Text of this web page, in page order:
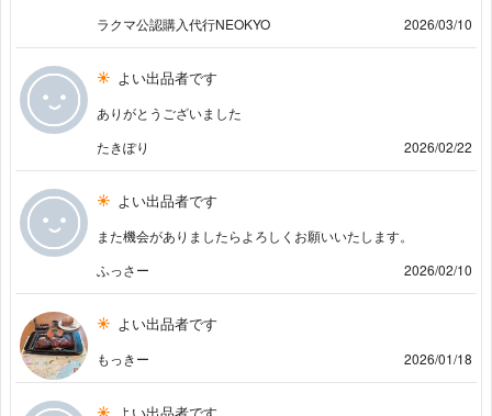
ラクマ公認購入代行NEOKYO
2026/03/10
よい出品者です
ありがとうございました
たきぽり
2026/02/22
よい出品者です
また機会がありましたらよろしくお願いいたします。
ふっさー
2026/02/10
よい出品者です
もっきー 2026/01/18